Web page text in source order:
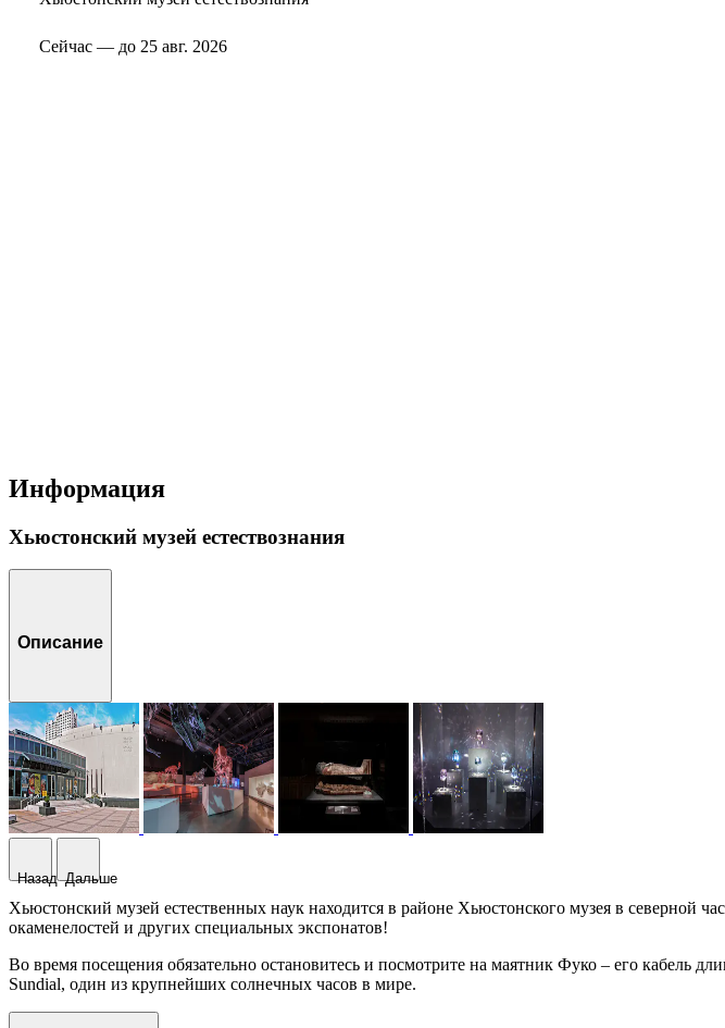
Сейчас — до 25 авг. 2026
Информация
Хьюстонский музей естествознания
Описание
Назад Дальше
Хьюстонский музей естественных наук находится в районе Хьюстонского музея в северной
окаменелостей и других специальных экспонатов!
Во время посещения обязательно остановитесь и посмотрите на маятник Фуко – его кабель
Sundial, один из крупнейших солнечных часов в мире.